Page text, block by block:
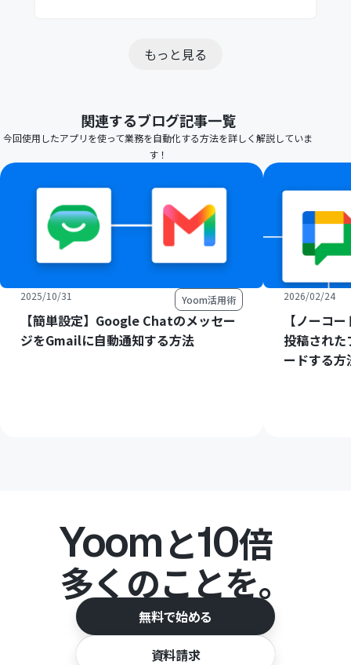
もっと見る
関連するブログ記事一覧
今回使用したアプリを使って業務を自動化する方法を詳しく解説していま
す！
2025/10/31 Yoom活用術
【簡単設定】Google Chatのメッセー
ジをGmailに自動通知する方法
2026/02/24
【ノーコ
投稿され
ードする方
Yoomと10倍
多くのことを。
無料で始める
資料請求